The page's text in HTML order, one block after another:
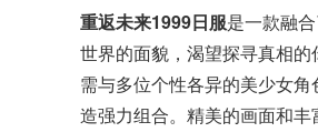
重返未来1999日服是一款融
世界的面貌，渴望探寻真相
需与多位个性各异的美少女
造强力组合。精美的画面和